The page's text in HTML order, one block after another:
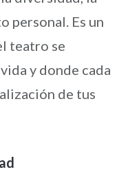
personal. Es un
teatro se
y donde cada
de tus